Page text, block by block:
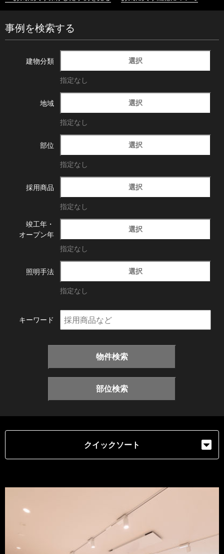
事例を検索する
建物分類 選択
指定なし
地域 選択
指定なし
部位 選択
指定なし
採用商品 選択
指定なし
竣工年・
オープン年
選択
指定なし
照明手法 選択
指定なし
キーワード
物件検索
部位検索
クイックソート